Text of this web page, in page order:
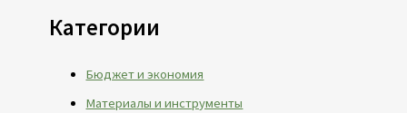
Категории
Бюджет и экономия
Материалы и инструменты